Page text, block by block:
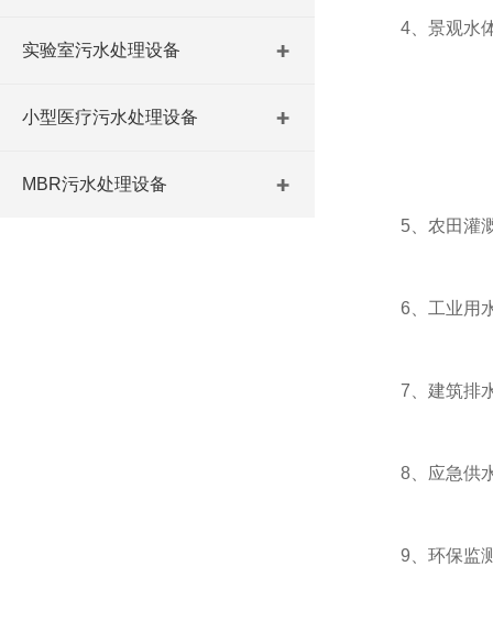
实验室污水处理设备
小型医疗污水处理设备
MBR污水处理设备
4、景观水体
5、农田灌溉
6、工业用水
7、建筑排水
8、应急供水
9、环保监测